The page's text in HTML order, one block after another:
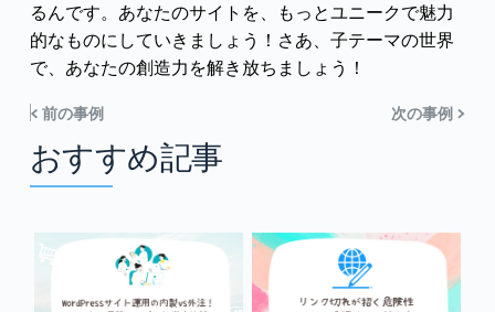
るんです。あなたのサイトを、もっとユニークで魅力
的なものにしていきましょう！さあ、子テーマの世界
で、あなたの創造力を解き放ちましょう！
< 前の事例 次の事例 >
おすすめ記事